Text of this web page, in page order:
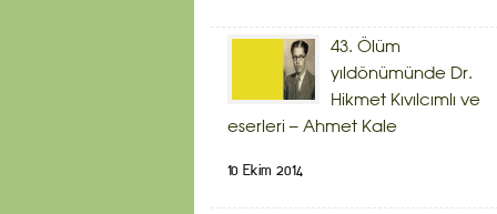
43. Ölüm
yıldönümünde Dr.
Hikmet Kıvılcımlı ve
eserleri – Ahmet Kale
10 Ekim 2014